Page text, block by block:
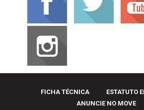
FICHA TÉCNICA
ESTATUTO
ANUNCIE NO MOVE